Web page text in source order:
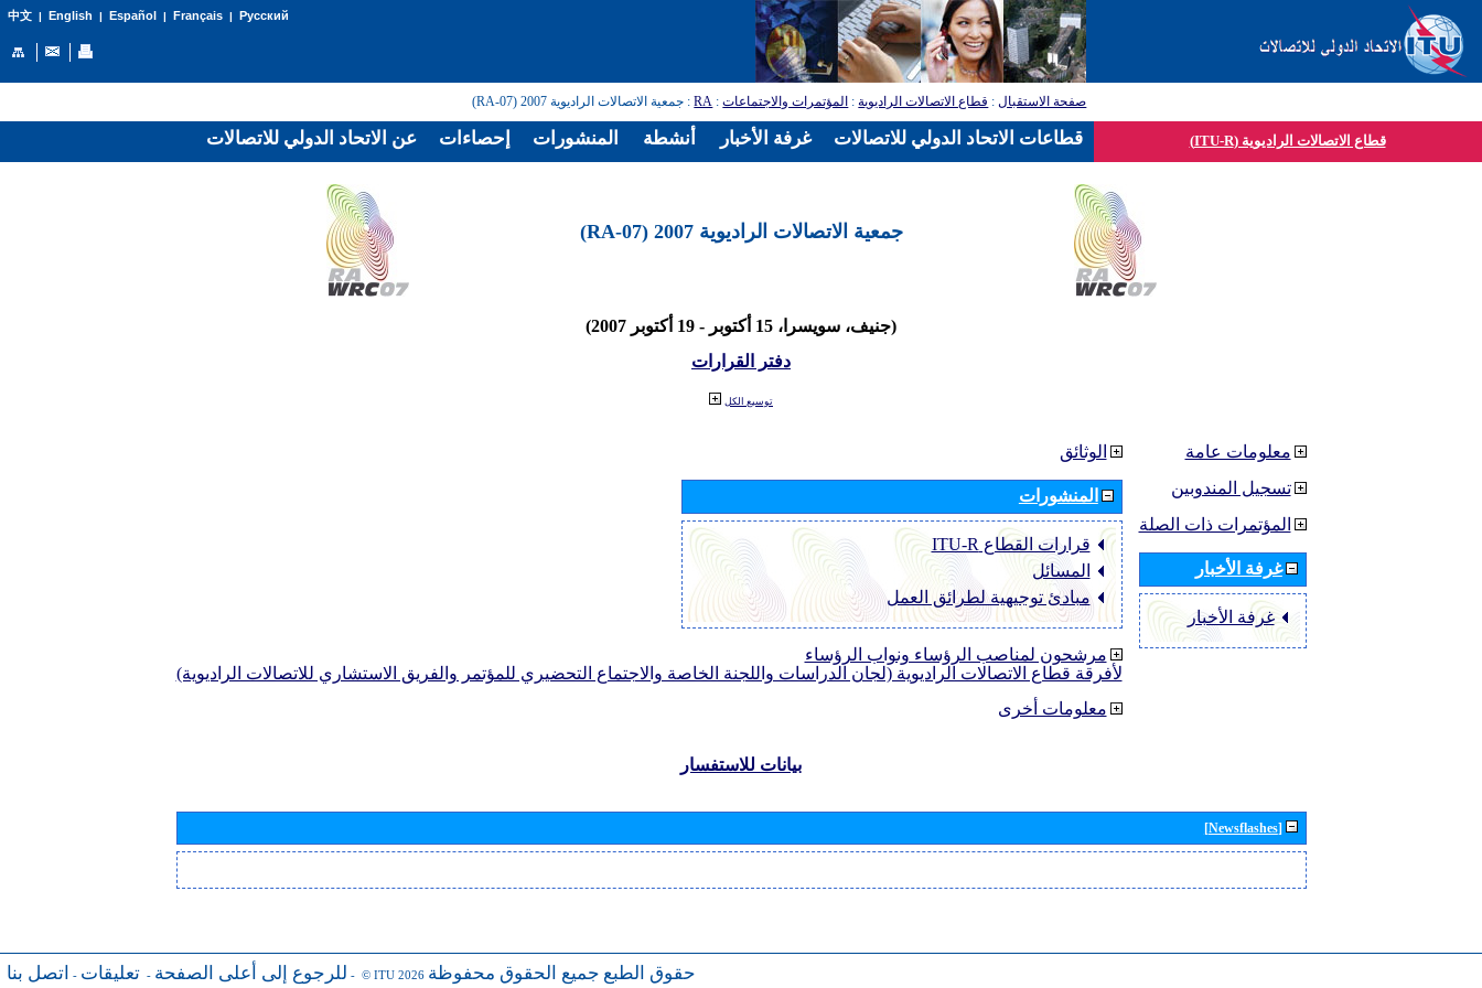
中文| English | Español | Français| Русский
صفحة الاستقبال: قطاع الاتصالات الراديوية: المؤتمرات والاجتماعات:
RA: جمعية الاتصالات الراديوية 2007 (RA-07)
قطاع الاتصالات الراديوية (ITU-R)
جمعية الاتصالات الراديوية 2007 (RA-07)
(جنيف، سويسرا، 15 أكتوبر - 19 أكتوبر 2007)
دفتر القرارات
توسيع الكل
الوثائق
المنشورات
قرارات القطاع ‏ITU-R
المسائل
مبادئ توجيهية لطرائق العمل
مرشحون لمناصب الرؤساء ونواب الرؤساء
لأفرقة قطاع الاتصالات الراديوية (لجان الدراسات واللجنة الخاصة والاجتماع التحضيري للمؤتمر والفريق الاستشاري للاتصالات الراديوية)
معلومات أخرى
معلومات عامة
تسجيل المندوبين
المؤتمرات ذات الصلة
غرفة الأخبار
غرفة الأخبار
بيانات للاستفسار
[Newsflashes]
للرجوع إلى أعلى الصفحة - تعليقات - اتصل بنا - © ITU 2026 حقوق الطبع جميع الحقوق محفوظة
عن الاتحاد الدولي للاتصالات إحصاءات المنشورات أنشطة غرفة الأخبار قطاعات الاتحاد الدولي للاتصالات